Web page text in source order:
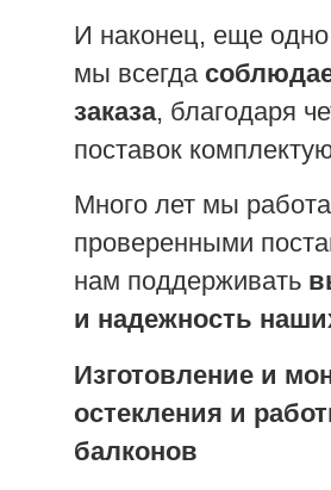
И наконец, еще
мы всегда
заказа, благодаря
поставок
Много лет мы
проверенными
нам поддерживать
и надежность
Изготовление и
остекления и
балконов